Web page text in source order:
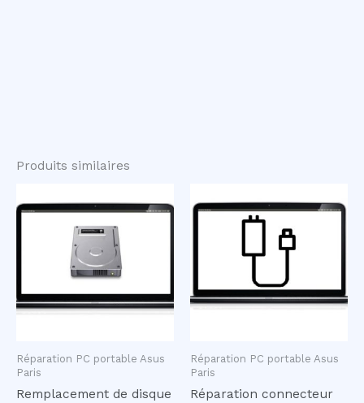
Produits similaires
Réparation PC portable Asus
Paris
Remplacement de disque
Réparation PC portable Asus
Paris
Réparation connecteur